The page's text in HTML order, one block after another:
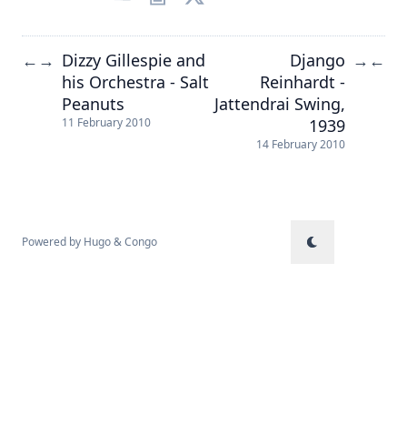
← → Dizzy Gillespie and
his Orchestra - Salt
Peanuts
11 February 2010
Django
Reinhardt -
Jattendrai Swing,
1939
14 February 2010
→ ←
Powered by Hugo&Congo